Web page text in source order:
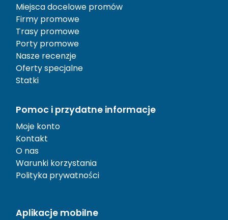
Miejsca docelowe promów
Firmy promowe
Trasy promowe
Porty promowe
Nasze recenzje
Oferty specjalne
Statki
Pomoc i przydatne informacje
Moje konto
Kontakt
O nas
Warunki korzystania
Polityka prywatności
Aplikacje mobilne